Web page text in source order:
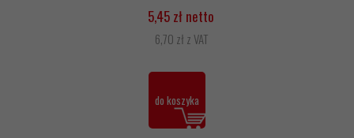
5,45 zł netto
6,70 zł z VAT
do koszyka